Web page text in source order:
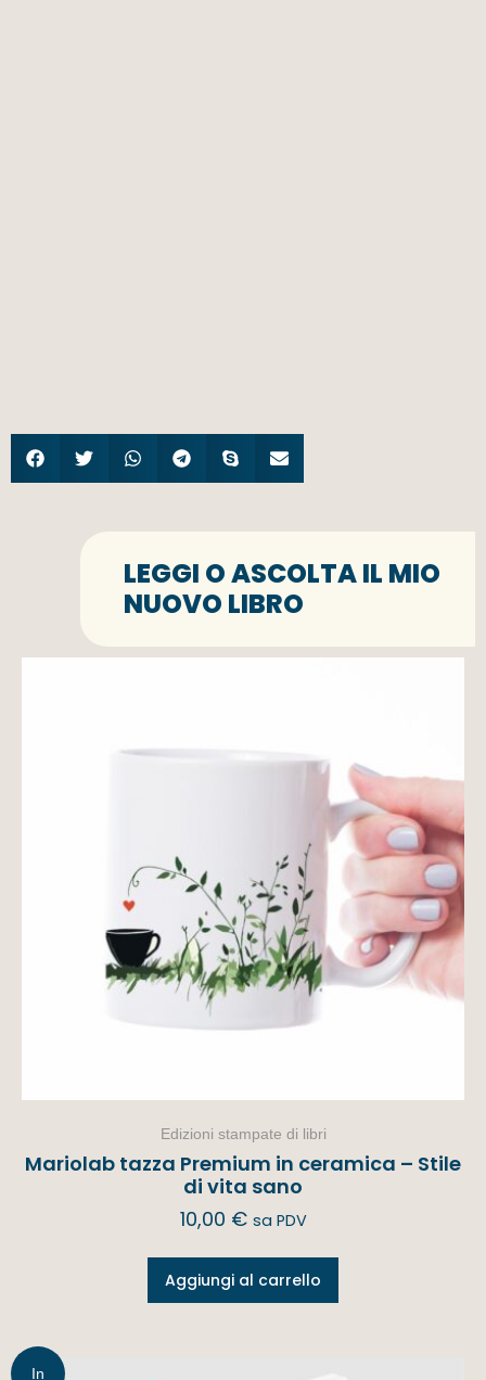
LEGGI O ASCOLTA IL MIO
NUOVO LIBRO
Edizioni stampate di libri
Mariolab tazza Premium in ceramica – Stile
di vita sano
10,00 € sa PDV
Aggiungi al carrello
In